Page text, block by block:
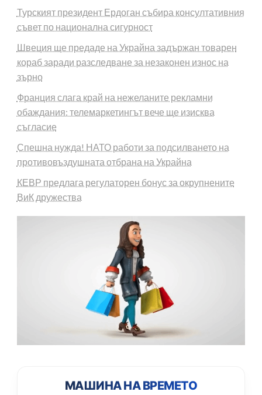
Турският президент Ердоган събира консултативния
съвет по национална сигурност
Швеция ще предаде на Украйна задържан товарен
кораб заради разследване за незаконен износ на
зърно
Франция слага край на нежеланите рекламни
обаждания: телемаркетингът вече ще изисква
съгласие
Спешна нужда! НАТО работи за подсилването на
противовъздушната отбрана на Украйна
КЕВР предлага регулаторен бонус за окрупнените
ВиК дружества
МАШИНА НА ВРЕМЕТО